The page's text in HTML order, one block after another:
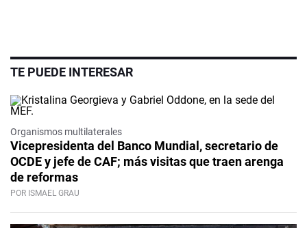
TE PUEDE INTERESAR
Organismos multilaterales
Vicepresidenta del Banco Mundial, secretario de
OCDE y jefe de CAF; más visitas que traen arenga
de reformas
POR ISMAEL GRAU